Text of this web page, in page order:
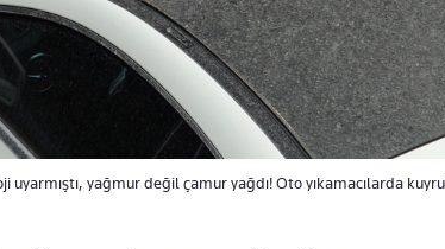
uyarmıştı, yağmur değil çamur yağdı! Oto yıkamacılarda